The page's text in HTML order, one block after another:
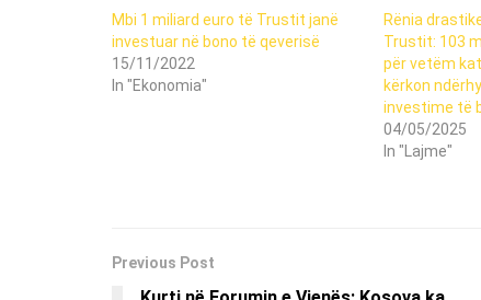
Mbi 1 miliard euro të Trustit janë
investuar në bono të qeverisë
15/11/2022
In "Ekonomia"
Rënia
Trustit: 103
për vetëm
kërkon
investime të
04/05/2025
In "Lajme"
Previous Post